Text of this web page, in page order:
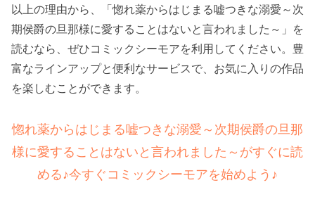
以上の理由から、「惚れ薬からはじまる嘘つきな溺愛～次
期侯爵の旦那様に愛することはないと言われました～」を
読むなら、ぜひコミックシーモアを利用してください。豊
富なラインアップと便利なサービスで、お気に入りの作品
を楽しむことができます。
惚れ薬からはじまる嘘つきな溺愛～次期侯爵の旦那
様に愛することはないと言われました～がすぐに読
める♪今すぐコミックシーモアを始めよう♪